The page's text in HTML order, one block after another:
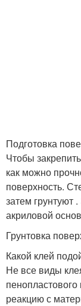
Подготовка
Чтобы
как можно
поверхность.
затем грунтуют
акриловой
Грунтовка
Какой клей
Не все виды
реакцию с